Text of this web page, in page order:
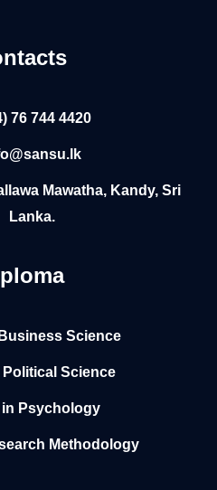
76 744 4420
Mawatha, Kandy, Sri
Lanka.
Science
Political Science
in Psychology
Methodology